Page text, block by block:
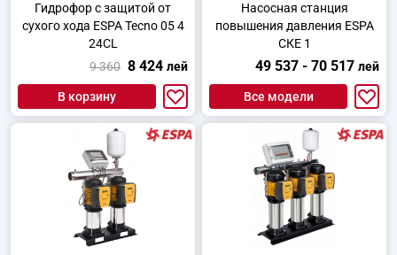
Гидрофор с защитой от
сухого хода ESPA Tecno 05 4
24CL
9 360 8 424 лей
В корзину
Насосная станция
повышения давления ESPA
СКЕ 1
49 537 - 70 517 лей
Все модели